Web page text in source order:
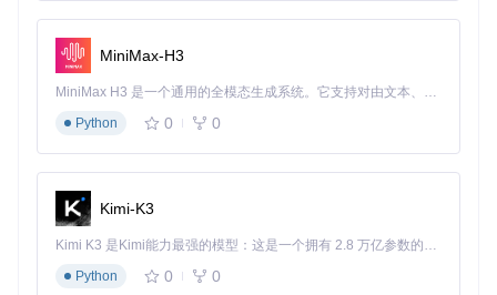
1-2人沉浸模式：打造个人音乐练习室
适合情侣对唱或个人练习，推荐使用Modern主题的蓝色渐变
背景，简洁界面减少视觉干扰。通过"练习模式"可逐句播放歌
曲并显示音高线，帮助提升演唱技巧。设置步骤：
启动软件后进入"设置 > 主题"，选择Modern主题
进入"演唱设置"开启"音高辅助线"
在歌曲选择界面点击"练习"按钮进入逐句模式
家庭K歌个人练习模式界面
3-5人派对模式：亲友欢聚的互动中心
家庭小型聚会的理想选择，支持最多5人同时演唱。建议使用D
MiniMax-H3
MiniMax H3 是一个通用的全模态生成系统。它支持对由文本、图像、视频和音频组成的多模态上下文进行统一理解，并能生成分辨率高达 2K、时长可达 15 秒的带原生立体声音频的视频。得益于面向任务泛化的系统设计，H3 在预训练阶段就已具备广泛的多模态上下文理解与生成能力，能够出色地执行复杂的多模态指令。
Python
0 0
Kimi-K3
Kimi K3 是Kimi能力最强的模型：这是一个拥有 2.8 万亿参数的混合专家（MoE）模型，具备原生视觉理解能力，并支持 100 万 token 的上下文窗口。
Python
0 0